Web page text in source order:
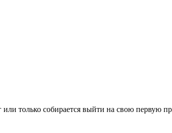
или только собирается выйти на свою первую